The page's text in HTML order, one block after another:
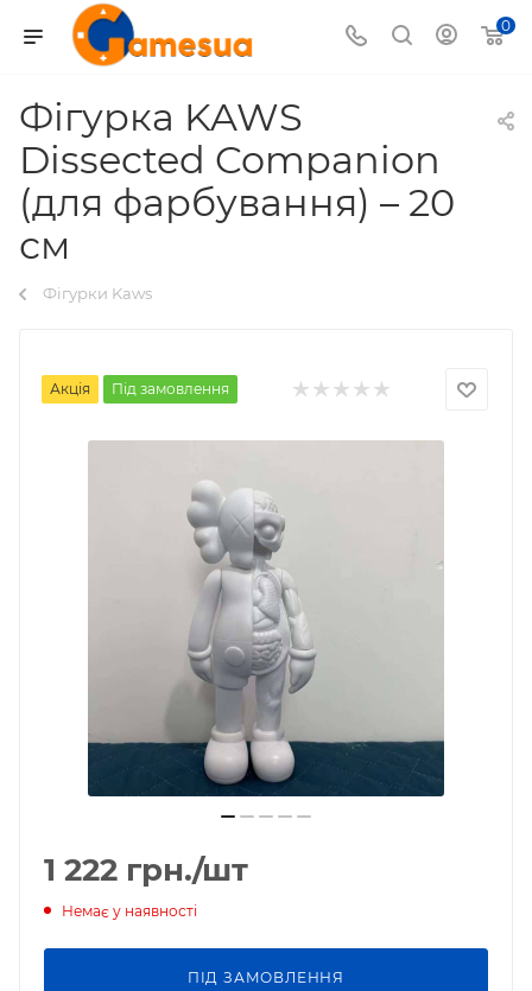
0
Фігурка KAWS
Dissected Companion
(для фарбування) – 20
см
Фігурки Kaws
Акція Під замовлення
1 222 грн./шт
Немає у наявності
ПIД ЗАМОВЛЕННЯ